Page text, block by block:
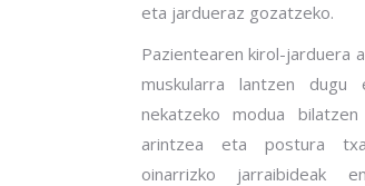
eta jardueraz gozatzeko.
Pazientearen kirol-jarduera
muskularra lantzen dugu
nekatzeko modua
arintzea eta postura
oinarrizko jarraibideak